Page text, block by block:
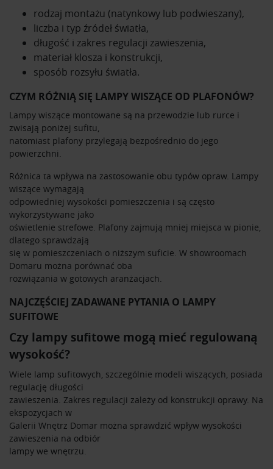
rodzaj montażu (natynkowy lub podwieszany),
liczba i typ źródeł światła,
długość i zakres regulacji zawieszenia,
materiał klosza i konstrukcji,
sposób rozsyłu światła.
CZYM RÓŻNIĄ SIĘ LAMPY WISZĄCE OD PLAFONÓW?
Lampy wiszące montowane są na przewodzie lub rurce i
zwisają poniżej sufitu,
natomiast plafony przylegają bezpośrednio do jego
powierzchni.
Różnica ta wpływa na zastosowanie obu typów opraw. Lampy
wiszące wymagają
odpowiedniej wysokości pomieszczenia i są często
wykorzystywane jako
oświetlenie strefowe. Plafony zajmują mniej miejsca w pionie,
dlatego sprawdzają
się w pomieszczeniach o niższym suficie. W showroomach
Domaru można porównać oba
rozwiązania w gotowych aranżacjach.
NAJCZĘŚCIEJ ZADAWANE PYTANIA O LAMPY
SUFITOWE
Czy lampy sufitowe mogą mieć regulowaną
wysokość?
Wiele lamp sufitowych, szczególnie modeli wiszących, posiada
regulację długości
zawieszenia. Zakres regulacji zależy od konstrukcji oprawy. Na
ekspozycjach w
Galerii Wnętrz Domar można sprawdzić wpływ wysokości
zawieszenia na odbiór
lampy we wnętrzu.